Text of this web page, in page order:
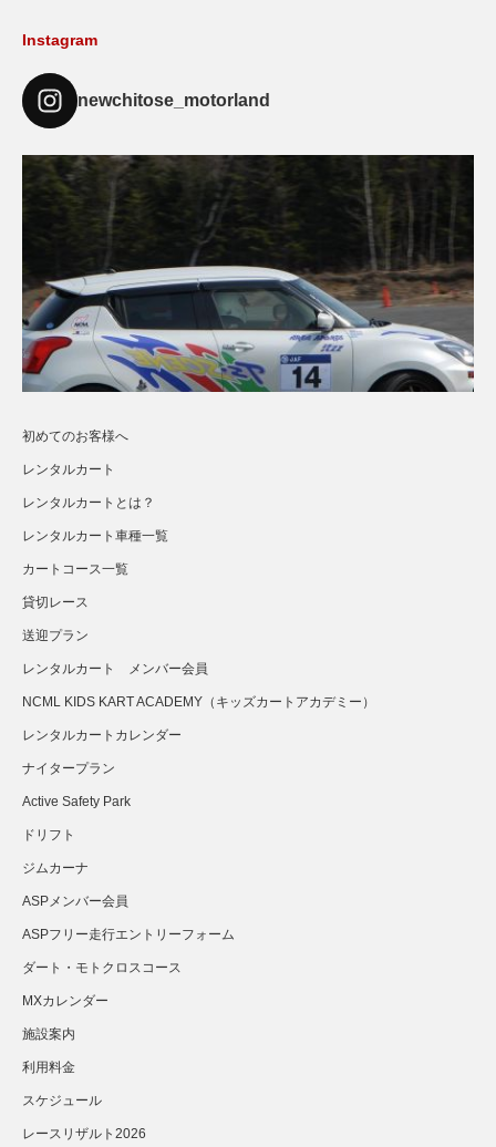
Instagram
newchitose_motorland
初めてのお客様へ
レンタルカート
レンタルカートとは？
レンタルカート車種一覧
カートコース一覧
貸切レース
送迎プラン
レンタルカート メンバー会員
NCML KIDS KART ACADEMY（キッズカートアカデミー）
レンタルカートカレンダー
ナイタープラン
Active Safety Park
ドリフト
ジムカーナ
ASPメンバー会員
ASPフリー走行エントリーフォーム
ダート・モトクロスコース
MXカレンダー
施設案内
利用料金
スケジュール
レースリザルト2026